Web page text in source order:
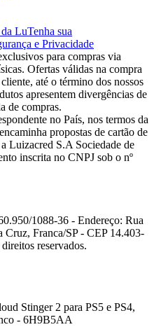
LuTenha sua
e Privacidade
para compras via
Ofertas válidas na compra
até o término dos nossos
apresentem divergências de
de compras.
no País, nos termos da
propostas de cartão de
Luizacred S.A Sociedade de
inscrita no CNPJ sob o nº
1088-36 - Endereço: Rua
Franca/SP - CEP 14.403-
reservados.
Stinger 2 para PS5 e PS4,
- 6H9B5AA